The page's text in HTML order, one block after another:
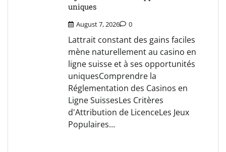
uniques
August 7, 2026 0
Lattrait constant des gains faciles
mène naturellement au casino en
ligne suisse et à ses opportunités
uniquesComprendre la
Réglementation des Casinos en
Ligne SuissesLes Critères
d'Attribution de LicenceLes Jeux
Populaires…